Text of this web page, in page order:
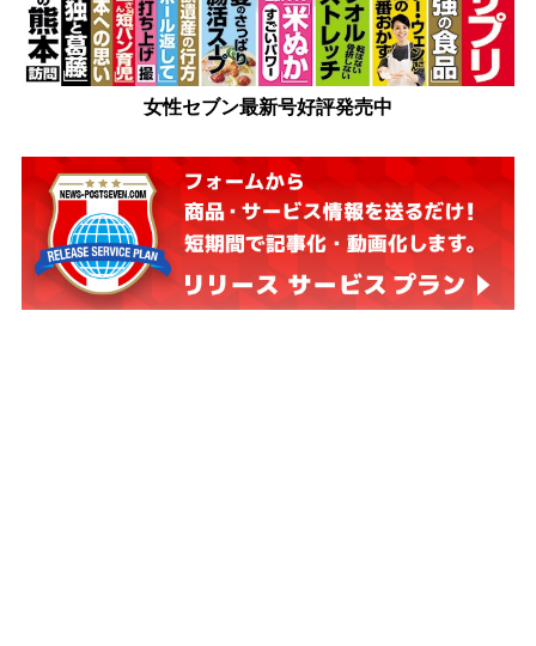
女性セブン最新号好評発売中